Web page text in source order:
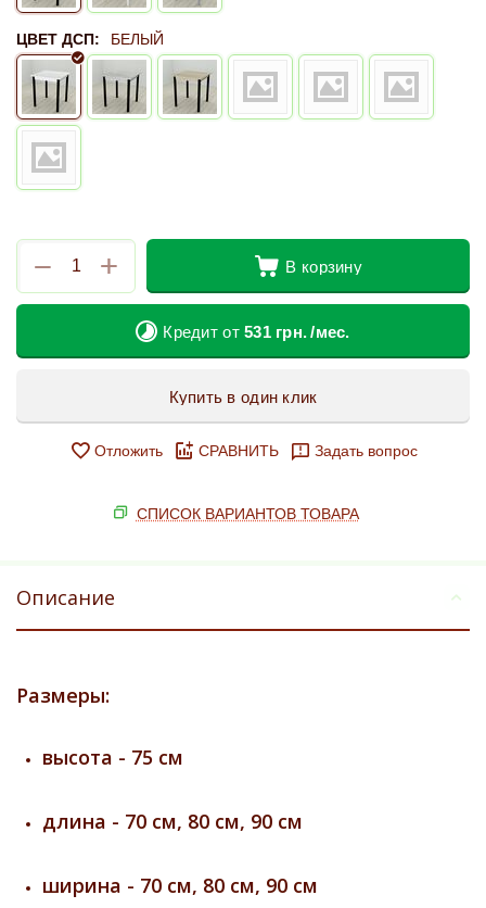
ЦВЕТ ДСП: БЕЛЫЙ
+
− В корзину
Кредит от531грн./мес.
Купить в один клик
Отложить СРАВНИТЬ Задать вопрос
СПИСОК ВАРИАНТОВ ТОВАРА
Описание
Размеры:
высота - 75 см
длина - 70 см, 80 см, 90 см
ширина - 70 см, 80 см, 90 см